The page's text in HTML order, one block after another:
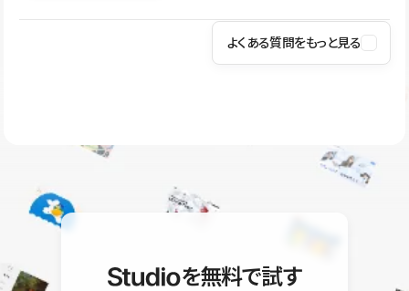
はSSL/TLSによる通信暗号化に対応しており、悪質なスクリプトの
操作方法や機能については、ヘルプセンターでご確認いただけま
ユーザー同士で質問・相談できるコミュニティもご利用ください。
よくある質問をもっと見る
を無料で試す